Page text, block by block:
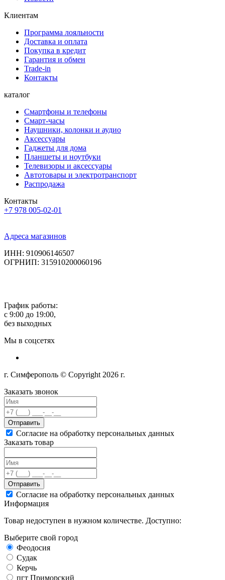
Клиентам
Программа лояльности
Доставка и оплата
Покупка в кредит
Гарантия и обмен
Trade-in
Контакты
каталог
Смартфоны и телефоны
Смарт-часы
Наушники, колонки и аудио
Аксессуары
Гаджеты для дома
Планшеты и ноутбуки
Телевизоры и аксессуары
Автотовары и электротранспорт
Распродажа
Контакты
+7 978 005-02-01
Адреса магазинов
ИНН: 910906146507
ОГРНИП: 315910200060196
График работы:
с 9:00 до 19:00,
без выходных
Мы в соцсетях
г. Симферополь © Copyright 2026 г.
Заказать звонок
Отправить
Согласие на обработку персональных данных
Заказать товар
Отправить
Согласие на обработку персональных данных
Информация
Товар недоступен в нужном количестве. Доступно:
Выберите свой город
Феодосия
Судак
Керчь
пгт Приморский